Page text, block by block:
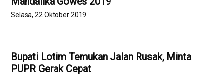
Selasa, 22 Oktober 2019
Bupati Lotim Temukan Jalan Rusak, Minta
PUPR Gerak Cepat